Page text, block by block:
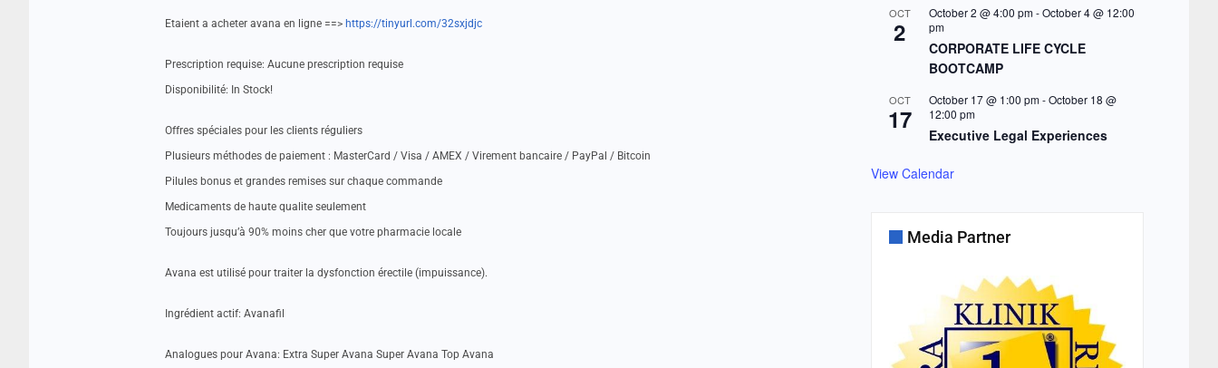
Etaient a acheter avana en ligne ==> https://tinyurl.com/32sxjdjc
Prescription requise: Aucune prescription requise
Disponibilité: In Stock!
Offres spéciales pour les clients réguliers
Plusieurs méthodes de paiement : MasterCard / Visa / AMEX / Virement bancaire / PayPal / Bitcoin
Pilules bonus et grandes remises sur chaque commande
Medicaments de haute qualite seulement
Toujours jusqu’à 90% moins cher que votre pharmacie locale
Avana est utilisé pour traiter la dysfonction érectile (impuissance).
Ingrédient actif: Avanafil
Analogues pour Avana: Extra Super Avana Super Avana Top Avana
OCT
2
October 2 @ 4:00 pm-October 4 @ 12:00
pm
CORPORATE LIFE CYCLE
BOOTCAMP
OCT
17
October 17 @ 1:00 pm-October 18 @
12:00 pm
Executive Legal Experiences
View Calendar
Media Partner